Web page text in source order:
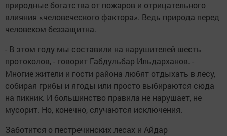
природные богатства от пожаров и отрицательного
влияния «человеческого фактора». Ведь природа перед
человеком беззащитна.
- В этом году мы составили на нарушителей шесть
протоколов, - говорит Габдульбар Ильдарханов. -
Многие жители и гости района любят отдыхать в лесу,
собирая грибы и ягоды или просто выбираются сюда
на пикник. И большинство правила не нарушает, не
мусорит. Но, конечно, случаются исключения.
Заботится о пестречинских лесах и Айдар